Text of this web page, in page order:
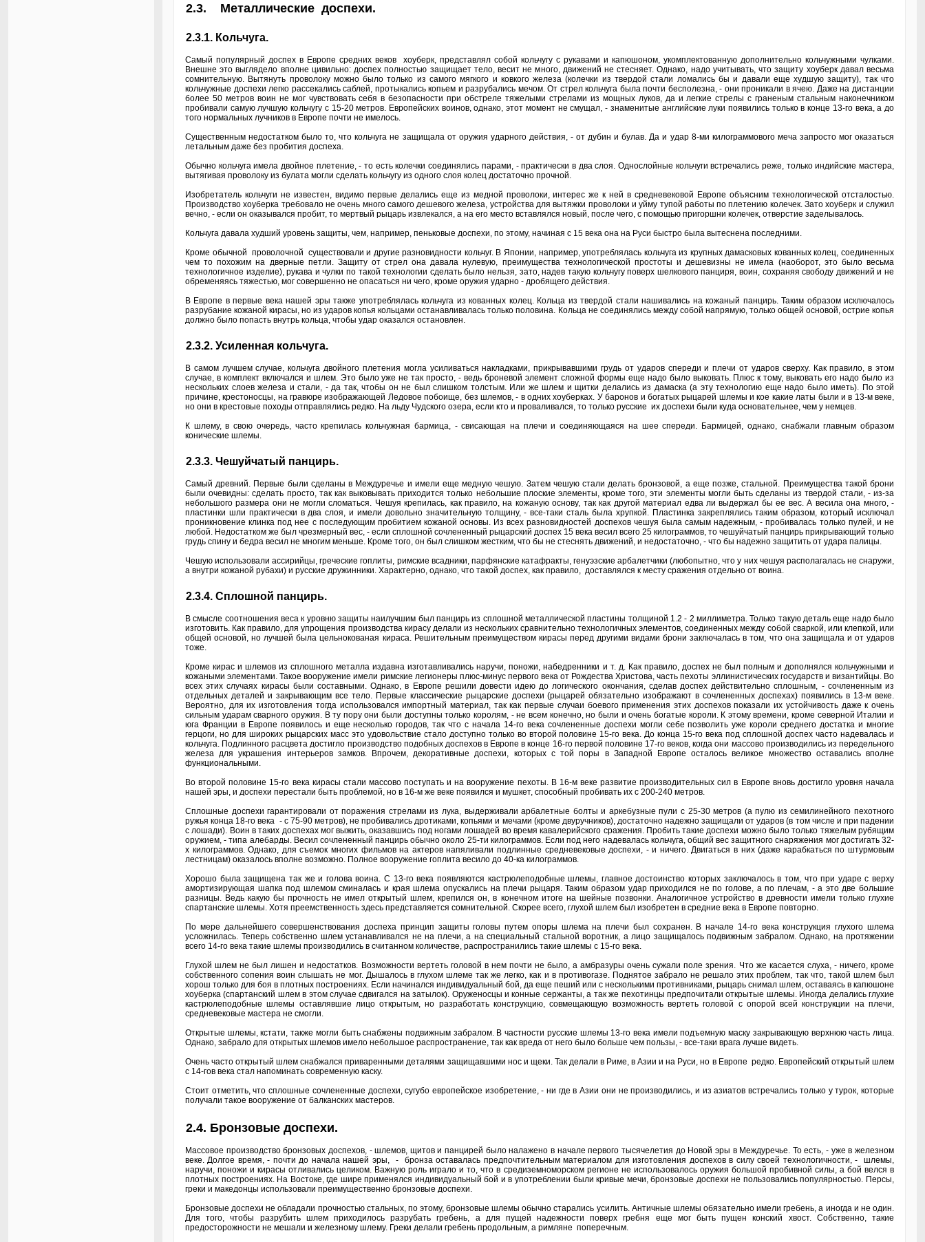
2.3. Металлические доспехи.
2.3.1. Кольчуга.
Самый популярный доспех в Европе средних веков хоуберк, представлял собой кольчугу с рукавами и капюшоном, укомплектованную дополнительно кольчужными чулками.
Внешне это выглядело вполне цивильно: доспех полностью защищает тело, весит не много, движений не стесняет. Однако, надо учитывать, что защиту хоуберк давал весьма
сомнительную. Вытянуть проволоку можно было только из самого мягкого и ковкого железа (колечки из твердой стали ломались бы и давали еще худшую защиту), так что
кольчужные доспехи легко рассекались саблей, протыкались копьем и разрубались мечом. От стрел кольчуга была почти бесполезна, - они проникали в ячею. Даже на дистанции
более 50 метров воин не мог чувствовать себя в безопасности при обстреле тяжелыми стрелами из мощных луков, да и легкие стрелы с граненым стальным наконечником
пробивали самую лучшую кольчугу с 15-20 метров. Европейских воинов, однако, этот момент не смущал, - знаменитые английские луки появились только в конце 13-го века, а до
того нормальных лучников в Европе почти не имелось.
Существенным недостатком было то, что кольчуга не защищала от оружия ударного действия, - от дубин и булав. Да и удар 8-ми килограммового меча запросто мог оказаться
летальным даже без пробития доспеха.
Обычно кольчуга имела двойное плетение, - то есть колечки соединялись парами, - практически в два слоя. Однослойные кольчуги встречались реже, только индийские мастера,
вытягивая проволоку из булата могли сделать кольчугу из одного слоя колец достаточно прочной.
Изобретатель кольчуги не известен, видимо первые делались еще из медной проволоки, интерес же к ней в средневековой Европе объясним технологической отсталостью.
Производство хоуберка требовало не очень много самого дешевого железа, устройства для вытяжки проволоки и уйму тупой работы по плетению колечек. Зато хоуберк и служил
вечно, - если он оказывался пробит, то мертвый рыцарь извлекался, а на его место вставлялся новый, после чего, с помощью пригоршни колечек, отверстие заделывалось.
Кольчуга давала худший уровень защиты, чем, например, пеньковые доспехи, по этому, начиная с 15 века она на Руси быстро была вытеснена последними.
Кроме обычной проволочной существовали и другие разновидности кольчуг. В Японии, например, употреблялась кольчуга из крупных дамасковых кованных колец, соединенных
чем то похожим на дверные петли. Защиту от стрел она давала нулевую, преимущества технологической простоты и дешевизны не имела (наоборот, это было весьма
технологичное изделие), рукава и чулки по такой технологии сделать было нельзя, зато, надев такую кольчугу поверх шелкового панциря, воин, сохраняя свободу движений и не
обременяясь тяжестью, мог совершенно не опасаться ни чего, кроме оружия ударно - дробящего действия.
В Европе в первые века нашей эры также употреблялась кольчуга из кованных колец. Кольца из твердой стали нашивались на кожаный панцирь. Таким образом исключалось
разрубание кожаной кирасы, но из ударов копья кольцами останавливалась только половина. Кольца не соединялись между собой напрямую, только общей основой, острие копья
должно было попасть внутрь кольца, чтобы удар оказался остановлен.
2.3.2. Усиленная кольчуга.
В самом лучшем случае, кольчуга двойного плетения могла усиливаться накладками, прикрывавшими грудь от ударов спереди и плечи от ударов сверху. Как правило, в этом
случае, в комплект включался и шлем. Это было уже не так просто, - ведь броневой элемент сложной формы еще надо было выковать. Плюс к тому, выковать его надо было из
нескольких слоев железа и стали, - да так, чтобы он не был слишком толстым. Или же шлем и щитки делались из дамаска (а эту технологию еще надо было иметь). По этой
причине, крестоносцы, на гравюре изображающей Ледовое побоище, без шлемов, - в одних хоуберках. У баронов и богатых рыцарей шлемы и кое какие латы были и в 13-м веке,
но они в крестовые походы отправлялись редко. На льду Чудского озера, если кто и проваливался, то только русские их доспехи были куда основательнее, чем у немцев.
К шлему, в свою очередь, часто крепилась кольчужная бармица, - свисающая на плечи и соединяющаяся на шее спереди. Бармицей, однако, снабжали главным образом
конические шлемы.
2.3.3. Чешуйчатый панцирь.
Самый древний. Первые были сделаны в Междуречье и имели еще медную чешую. Затем чешую стали делать бронзовой, а еще позже, стальной. Преимущества такой брони
были очевидны: сделать просто, так как выковывать приходится только небольшие плоские элементы, кроме того, эти элементы могли быть сделаны из твердой стали, - из-за
небольшого размера они не могли сломаться. Чешуя крепилась, как правило, на кожаную основу, так как другой материал едва ли выдержал бы ее вес. А весила она много, -
пластинки шли практически в два слоя, и имели довольно значительную толщину, - все-таки сталь была хрупкой. Пластинка закреплялись таким образом, который исключал
проникновение клинка под нее с последующим пробитием кожаной основы. Из всех разновидностей доспехов чешуя была самым надежным, - пробивалась только пулей, и не
любой. Недостатком же был чрезмерный вес, - если сплошной сочлененный рыцарский доспех 15 века весил всего 25 килограммов, то чешуйчатый панцирь прикрывающий только
грудь спину и бедра весил не многим меньше. Кроме того, он был слишком жестким, что бы не стеснять движений, и недостаточно, - что бы надежно защитить от удара палицы.
Чешую использовали ассирийцы, греческие гоплиты, римские всадники, парфянские катафракты, генуэзские арбалетчики (любопытно, что у них чешуя располагалась не снаружи,
а внутри кожаной рубахи) и русские дружинники. Характерно, однако, что такой доспех, как правило, доставлялся к месту сражения отдельно от воина.
2.3.4. Сплошной панцирь.
В смысле соотношения веса к уровню защиты наилучшим был панцирь из сплошной металлической пластины толщиной 1.2 - 2 миллиметра. Только такую деталь еще надо было
изготовить. Как правило, для упрощения производства кирасу делали из нескольких сравнительно технологичных элементов, соединенных между собой сваркой, или клепкой, или
общей основой, но лучшей была цельнокованая кираса. Решительным преимуществом кирасы перед другими видами брони заключалась в том, что она защищала и от ударов
тоже.
Кроме кирас и шлемов из сплошного металла издавна изготавливались наручи, поножи, набедренники и т. д. Как правило, доспех не был полным и дополнялся кольчужными и
кожаными элементами. Такое вооружение имели римские легионеры плюс-минус первого века от Рождества Христова, часть пехоты эллинистических государств и византийцы. Во
всех этих случаях кирасы были составными. Однако, в Европе решили довести идею до логического окончания, сделав доспех действительно сплошным, - сочлененным из
отдельных деталей и закрывающим все тело. Первые классические рыцарские доспехи (рыцарей обязательно изображают в сочлененных доспехах) появились в 13-м веке.
Вероятно, для их изготовления тогда использовался импортный материал, так как первые случаи боевого применения этих доспехов показали их устойчивость даже к очень
сильным ударам сварного оружия. В ту пору они были доступны только королям, - не всем конечно, но были и очень богатые короли. К этому времени, кроме северной Италии и
юга Франции в Европе появилось и еще несколько городов, так что с начала 14-го века сочлененные доспехи могли себе позволить уже короли среднего достатка и многие
герцоги, но для широких рыцарских масс это удовольствие стало доступно только во второй половине 15-го века. До конца 15-го века под сплошной доспех часто надевалась и
кольчуга. Подлинного расцвета достигло производство подобных доспехов в Европе в конце 16-го первой половине 17-го веков, когда они массово производились из передельного
железа для украшения интерьеров замков. Впрочем, декоративные доспехи, которых с той поры в Западной Европе осталось великое множество оставались вполне
функциональными.
Во второй половине 15-го века кирасы стали массово поступать и на вооружение пехоты. В 16-м веке развитие производительных сил в Европе вновь достигло уровня начала
нашей эры, и доспехи перестали быть проблемой, но в 16-м же веке появился и мушкет, способный пробивать их с 200-240 метров.
Сплошные доспехи гарантировали от поражения стрелами из лука, выдерживали арбалетные болты и аркебузные пули с 25-30 метров (а пулю из семилинейного пехотного
ружья конца 18-го века - с 75-90 метров), не пробивались дротиками, копьями и мечами (кроме двуручников), достаточно надежно защищали от ударов (в том числе и при падении
с лошади). Воин в таких доспехах мог выжить, оказавшись под ногами лошадей во время кавалерийского сражения. Пробить такие доспехи можно было только тяжелым рубящим
оружием, - типа алебарды. Весил сочлененный панцирь обычно около 25-ти килограммов. Если под него надевалась кольчуга, общий вес защитного снаряжения мог достигать 32-
х килограммов. Однако, для съемок многих фильмов на актеров напяливали подлинные средневековые доспехи, - и ничего. Двигаться в них (даже карабкаться по штурмовым
лестницам) оказалось вполне возможно. Полное вооружение гоплита весило до 40-ка килограммов.
Хорошо была защищена так же и голова воина. С 13-го века появляются кастрюлеподобные шлемы, главное достоинство которых заключалось в том, что при ударе с верху
амортизирующая шапка под шлемом сминалась и края шлема опускались на плечи рыцаря. Таким образом удар приходился не по голове, а по плечам, - а это две большие
разницы. Ведь какую бы прочность не имел открытый шлем, крепился он, в конечном итоге на шейные позвонки. Аналогичное устройство в древности имели только глухие
спартанские шлемы. Хотя преемственность здесь представляется сомнительной. Скорее всего, глухой шлем был изобретен в средние века в Европе повторно.
По мере дальнейшего совершенствования доспеха принцип защиты головы путем опоры шлема на плечи был сохранен. В начале 14-го века конструкция глухого шлема
усложнилась. Теперь собственно шлем устанавливался не на плечи, а на специальный стальной воротник, а лицо защищалось подвижным забралом. Однако, на протяжении
всего 14-го века такие шлемы производились в считанном количестве, распространились такие шлемы с 15-го века.
Глухой шлем не был лишен и недостатков. Возможности вертеть головой в нем почти не было, а амбразуры очень сужали поле зрения. Что же касается слуха, - ничего, кроме
собственного сопения воин слышать не мог. Дышалось в глухом шлеме так же легко, как и в противогазе. Поднятое забрало не решало этих проблем, так что, такой шлем был
хорош только для боя в плотных построениях. Если начинался индивидуальный бой, да еще пеший или с несколькими противниками, рыцарь снимал шлем, оставаясь в капюшоне
хоуберка (спартанский шлем в этом случае сдвигался на затылок). Оруженосцы и конные сержанты, а так же пехотинцы предпочитали открытые шлемы. Иногда делались глухие
кастрюлеподобные шлемы оставлявшие лицо открытым, но разработать конструкцию, совмещающую возможность вертеть головой с опорой всей конструкции на плечи,
средневековые мастера не смогли.
Открытые шлемы, кстати, также могли быть снабжены подвижным забралом. В частности русские шлемы 13-го века имели подъемную маску закрывающую верхнюю часть лица.
Однако, забрало для открытых шлемов имело небольшое распространение, так как вреда от него было больше чем пользы, - все-таки врага лучше видеть.
Очень часто открытый шлем снабжался приваренными деталями защищавшими нос и щеки. Так делали в Риме, в Азии и на Руси, но в Европе редко. Европейский открытый шлем
с 14-гов века стал напоминать современную каску.
Стоит отметить, что сплошные сочлененные доспехи, сугубо европейское изобретение, - ни где в Азии они не производились, и из азиатов встречались только у турок, которые
получали такое вооружение от балканских мастеров.
2.4. Бронзовые доспехи.
Массовое производство бронзовых доспехов, - шлемов, щитов и панцирей было налажено в начале первого тысячелетия до Новой эры в Междуречье. То есть, - уже в железном
веке. Долгое время, - почти до начала нашей эры, - бронза оставалась предпочтительным материалом для изготовления доспехов в силу своей технологичности, - шлемы,
наручи, поножи и кирасы отливались целиком. Важную роль играло и то, что в средиземноморском регионе не использовалось оружия большой пробивной силы, а бой велся в
плотных построениях. На Востоке, где шире применялся индивидуальный бой и в употреблении были кривые мечи, бронзовые доспехи не пользовались популярностью. Персы,
греки и македонцы использовали преимущественно бронзовые доспехи.
Бронзовые доспехи не обладали прочностью стальных, по этому, бронзовые шлемы обычно старались усилить. Античные шлемы обязательно имели гребень, а иногда и не один.
Для того, чтобы разрубить шлем приходилось разрубать гребень, а для пущей надежности поверх гребня еще мог быть пущен конский хвост. Собственно, такие
предосторожности не мешали и железному шлему. Греки делали гребень продольным, а римляне поперечным.